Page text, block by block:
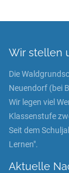
Wir stellen
Die
Neuendorf (bei
Wir legen viel
Klassenstufe
Seit dem
Lernen".
Aktuelle